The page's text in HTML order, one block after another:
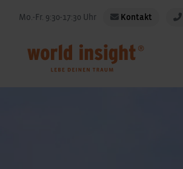
Mo.-Fr. 9:30-17:30 Uhr Kontakt